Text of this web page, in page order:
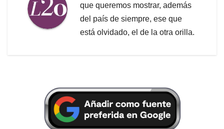
que queremos mostrar, además
del país de siempre, ese que
está olvidado, el de la otra orilla.